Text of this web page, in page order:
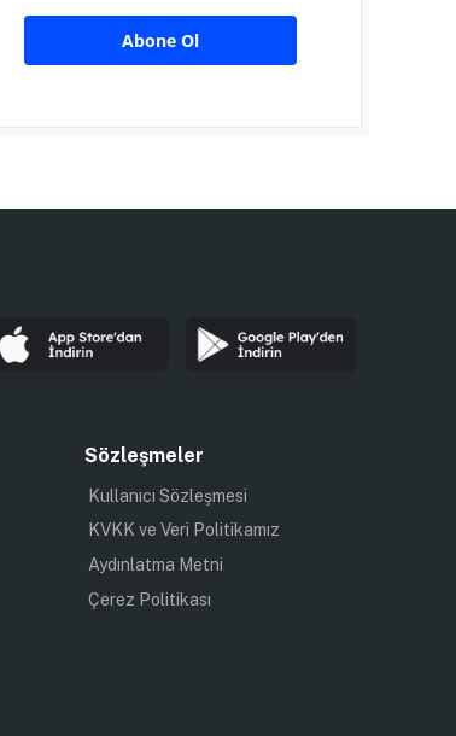
Abone Ol
Sözleşmeler
Kullanıcı Sözleşmesi
KVKK ve Veri Politikamız
Aydınlatma Metni
Çerez Politikası